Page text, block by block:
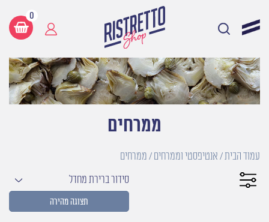
0
ממרחים
עמוד הבית/אנטיפסטי וממרחים/ ממרחים
סידור ברירת מחדל
תצוגה מהירה